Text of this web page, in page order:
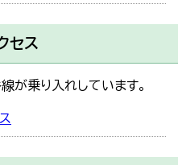
セス
が乗り入れしています。